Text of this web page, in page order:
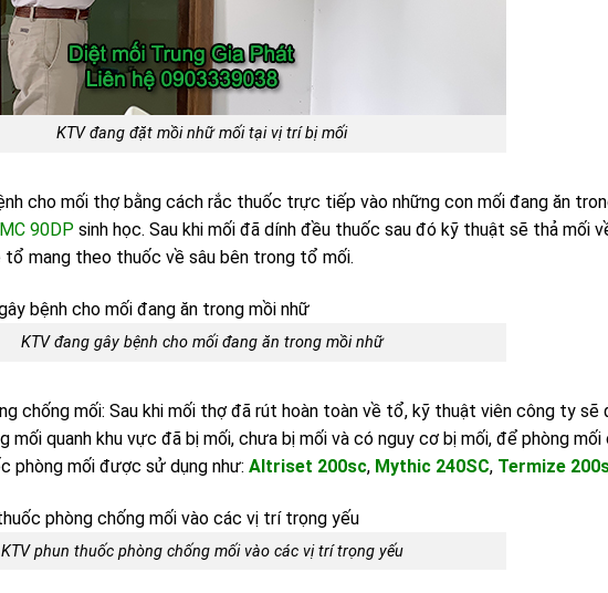
KTV đang đặt mồi nhữ mối tại vị trí bị mối
cho mối thợ bằng cách rắc thuốc trực tiếp vào những con mối đang ăn
90DP sinh học. Sau khi mối đã dính đều thuốc sau đó kỹ thuật sẽ thả mối
mang theo thuốc về sâu bên trong tổ mối.
KTV đang gây bệnh cho mối đang ăn trong mồi nhữ
chống mối: Sau khi mối thợ đã rút hoàn toàn về tổ, kỹ thuật viên công ty sẽ
mối quanh khu vực đã bị mối, chưa bị mối và có nguy cơ bị mối, để phòng
phòng mối được sử dụng như: Altriset 200sc, Mythic 240SC, Termize
KTV phun thuốc phòng chống mối vào các vị trí trọng yếu